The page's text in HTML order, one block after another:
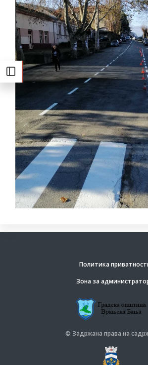
Политика
Зона за
© Задржана права на